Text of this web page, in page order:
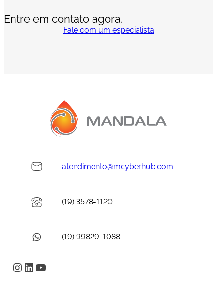
Entre em contato agora.
Fale com um especialista
atendimento@mcyberhub.com
(19) 3578-1120
(19) 99829-1088
Instagram LinkedIn Youtube